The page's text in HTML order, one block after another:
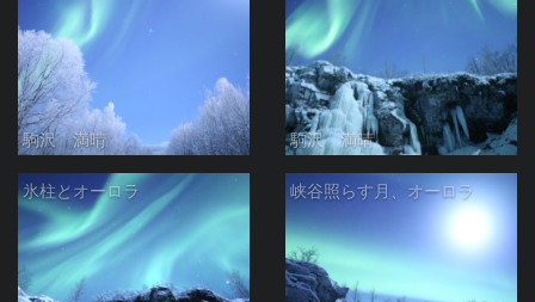
駒沢 満晴 駒沢 満晴
氷柱とオーロラ 峡谷照らす月、オーロラ